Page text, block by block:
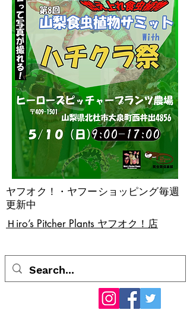
​Ｈiro’s Pitcher Plants ヤフオク！店
ヤフオク！・ヤフーショッピング毎週
更新中